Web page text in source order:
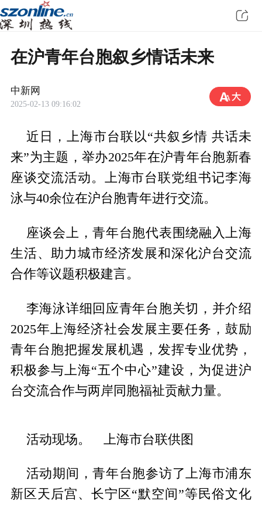
在沪青年台胞叙乡情话未来
中新网
2025-02-13 09:16:02
近日，上海市台联以“共叙乡情 共话未
来”为主题，举办2025年在沪青年台胞新春
座谈交流活动。上海市台联党组书记李海
泳与40余位在沪台胞青年进行交流。
座谈会上，青年台胞代表围绕融入上海
生活、助力城市经济发展和深化沪台交流
合作等议题积极建言。
李海泳详细回应青年台胞关切，并介绍
2025年上海经济社会发展主要任务，鼓励
青年台胞把握发展机遇，发挥专业优势，
积极参与上海“五个中心”建设，为促进沪
台交流合作与两岸同胞福祉贡献力量。
活动现场。 上海市台联供图
活动期间，青年台胞参访了上海市浦东
新区天后宫、长宁区“默空间”等民俗文化